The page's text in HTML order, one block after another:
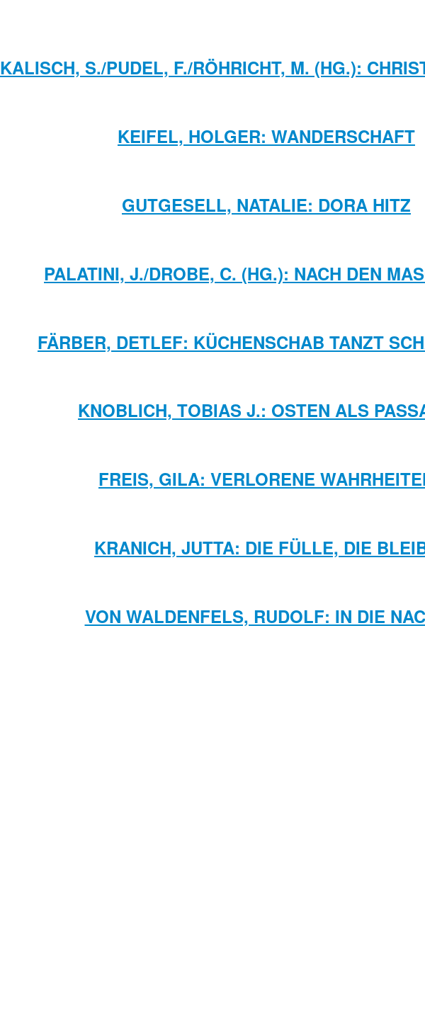
KALISCH, S./PUDEL, F./RÖHRICHT, M. (HG.):
KEIFEL, HOLGER: WANDERSCHAFT
GUTGESELL, NATALIE: DORA HITZ
PALATINI, J./DROBE, C. (HG.): NACH DEN
FÄRBER, DETLEF: KÜCHENSCHAB TANZT
KNOBLICH, TOBIAS J.: OSTEN ALS
FREIS, GILA: VERLORENE
KRANICH, JUTTA: DIE FÜLLE, DIE
VON WALDENFELS, RUDOLF: IN DIE